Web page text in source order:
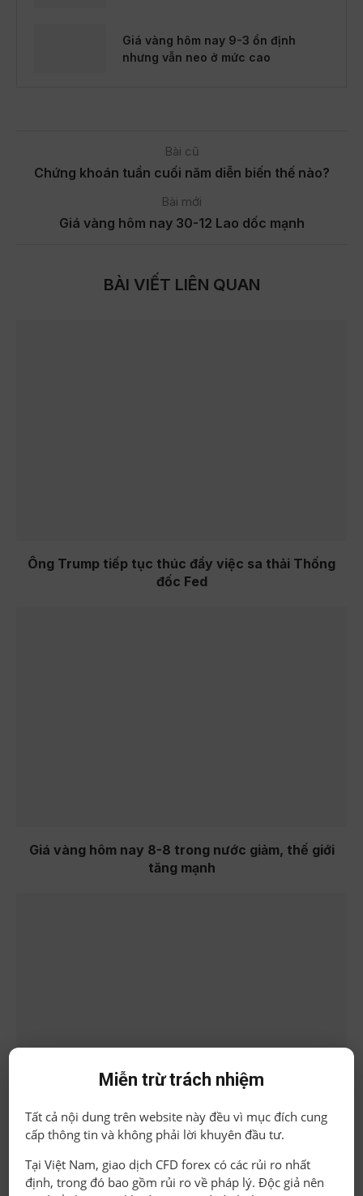
Giá vàng hôm nay 9-3 ổn định
nhưng vẫn neo ở mức cao
Bài cũ
Chứng khoán tuần cuối năm diễn biến thế nào?
Bài mới
Giá vàng hôm nay 30-12 Lao dốc mạnh
BÀI VIẾT LIÊN QUAN
Ông Trump tiếp tục thúc đẩy việc sa thải Thống
đốc Fed
Giá vàng hôm nay 8-8 trong nước giảm, thế giới
tăng mạnh
Giá vàng hôm nay 7-8 Nối dài đà tăng
Miễn trừ trách nhiệm
Tất cả nội dung trên website này đều vì mục đích cung
cấp thông tin và không phải lời khuyên đầu tư.
Tại Việt Nam, giao dịch CFD forex có các rủi ro nhất
định, trong đó bao gồm rủi ro về pháp lý. Độc giả nên